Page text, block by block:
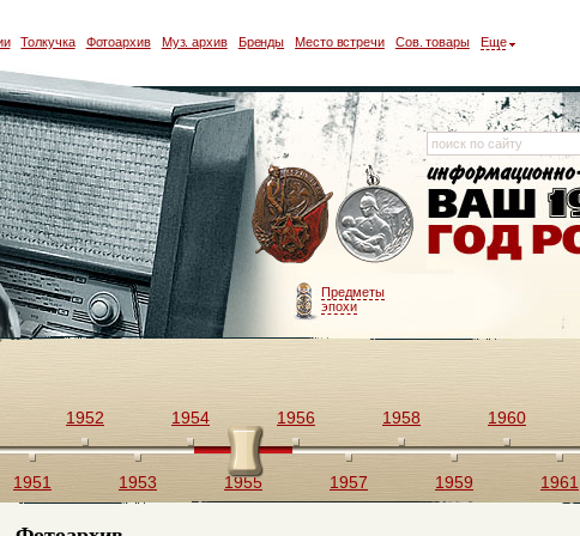
Толкучка Фотоархив Муз. архив Бренды Место встречи Сов. товары Еще
Предметы
эпохи
1951
1952
1953
1954
1955
1956
1957
1958
1959
1960
1961